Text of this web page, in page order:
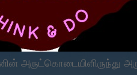
அருட்கொடையிளிருந்து